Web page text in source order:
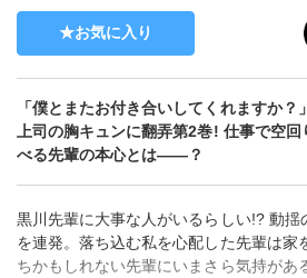
お気に入り
「僕とまたお付き合いしてくれますか
上司の胸キュンに翻弄第2巻! 仕事で空
べる先輩の本心とは――？
黒川先輩に大事な人がいるらしい!? 動揺
を連発。落ち込む私を心配した先輩は
ちかもしれない先輩にいまさら気持があ